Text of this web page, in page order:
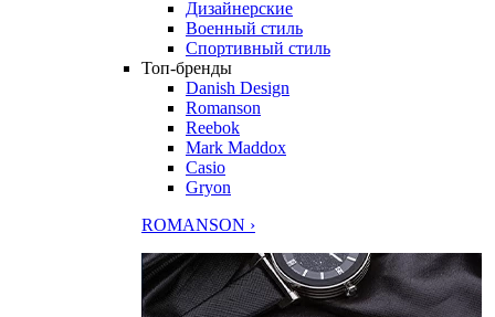
Дизайнерские
Военный стиль
Спортивный стиль
Топ-бренды
Danish Design
Romanson
Reebok
Mark Maddox
Casio
Gryon
ROMANSON ›